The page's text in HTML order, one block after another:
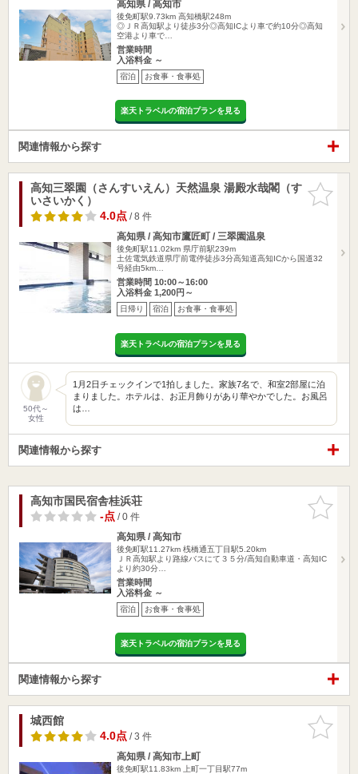
高知県 / 高知市
後免町駅9.73km 高知橋駅248m
◎ＪＲ高知駅より徒歩3分◎高知ICより車で約10分◎高知
空港より車で…
営業時間
入浴料金 ～
宿泊 お食事・食事処
楽天トラベルの宿泊プランを見る
関連情報から探す
お気に入
りに追加
高知三翠園（さんすいえん）天然温泉 湯殿水哉閣（す
いさいかく）
4.0点/ 8 件
高知県 / 高知市鷹匠町 / 三翠園温泉
後免町駅11.02km 県庁前駅239m
土佐電気鉄道県庁前電停徒歩3分高知道高知ICから国道32
号経由5km…
営業時間 10:00～16:00
入浴料金 1,200円～
日帰り 宿泊 お食事・食事処
楽天トラベルの宿泊プランを見る
50代～
女性
1月2日チェックインで1拍しました。家族7名で、和室2部屋に泊
まりました。ホテルは、お正月飾りがあり華やかでした。お風呂
は…
関連情報から探す
お気に入
りに追加
高知市国民宿舎桂浜荘
-点/ 0 件
高知県 / 高知市
後免町駅11.27km 桟橋通五丁目駅5.20km
ＪＲ高知駅より路線バスにて３５分/高知自動車道・高知IC
より約30分…
営業時間
入浴料金 ～
宿泊 お食事・食事処
楽天トラベルの宿泊プランを見る
関連情報から探す
お気に入
りに追加
城西館
4.0点/ 3 件
高知県 / 高知市上町
後免町駅11.83km
上町一丁目駅77m